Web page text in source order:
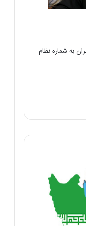
به شماره نظام